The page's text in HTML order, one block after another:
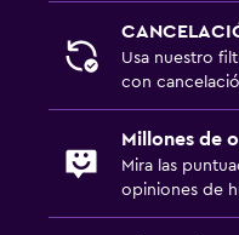
Usa nuestro
con
Millones de
Mira las
opiniones de